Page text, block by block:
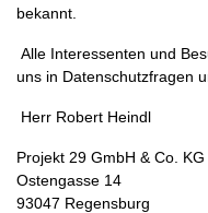
bekannt.
Alle Interessenten und
uns in Datenschutzfragen
Herr Robert Heindl
Projekt 29 GmbH & Co. KG
Ostengasse 14
93047 Regensburg